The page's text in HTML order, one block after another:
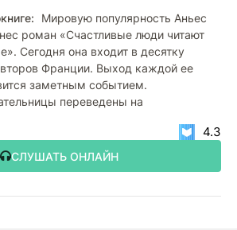
Мировую популярность Аньес
роман «Счастливые люди читают
Сегодня она входит в десятку
Франции. Выход каждой ее
заметным событием.
переведены на
СЛУШАТЬ ОНЛАЙН
4.3